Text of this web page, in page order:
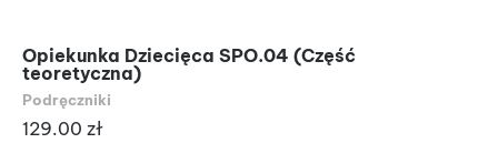
Opiekunka Dziecięca SPO.04 (Część
teoretyczna)
Podręczniki
129.00 zł